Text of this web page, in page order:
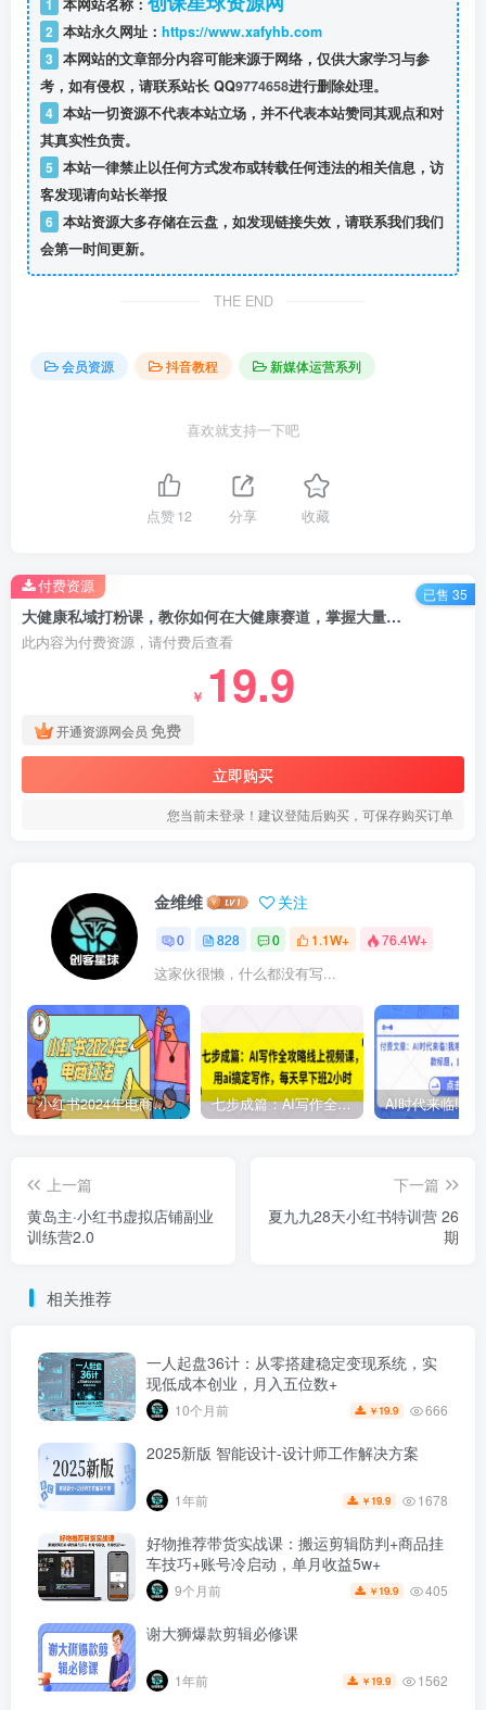
1 本网站名称：
2 本站永久网址： https://www.xafyhb.com
3 本网站的文章部分内容可能来源于网络，仅供大家学习与参
考，如有侵权，请联系站长 QQ9774658进行删除处理。
4 本站一切资源不代表本站立场，并不代表本站赞同其观点和对
其真实性负责。
5 本站一律禁止以任何方式发布或转载任何违法的相关信息，访
客发现请向站长举报
6 本站资源大多存储在云盘，如发现链接失效，请联系我们我们
会第一时间更新。
THE END
会员资源 抖音教程 新媒体运营系列
喜欢就支持一下吧
点赞12 分享 收藏
大健康私域打粉课，教你如何在大健康赛道，掌握大量的流量，通过卖流量挣取利润
此内容为付费资源，请付费后查看
￥ 19.9
开通资源网会员 免费
立即购买
您当前未登录！建议登陆后购买，可保存购买订单
付费资源 已售 35
金维维 关注
0 828 0 1.1W+ 76.4W+
这家伙很懒，什么都没有写...
小红书2024年电商打法，手把手教你如何打爆小红书店铺 七步成篇：AI写作全攻略线上视频课，用ai搞定写作，每天早下班2小时
上一篇
黄岛主·小红书虚拟店铺副业
训练营2.0
下一篇
夏九九28天小红书特训营 26
期
相关推荐
一人起盘36计：从零搭建稳定变现系统，实
现低成本创业，月入五位数+
10个月前 ￥ 19.9 666
2025新版 智能设计-设计师工作解决方案
1年前 ￥ 19.9 1678
好物推荐带货实战课：搬运剪辑防判+商品挂
车技巧+账号冷启动，单月收益5w+
9个月前 ￥ 19.9 405
谢大狮爆款剪辑必修课
1年前 ￥ 19.9 1562